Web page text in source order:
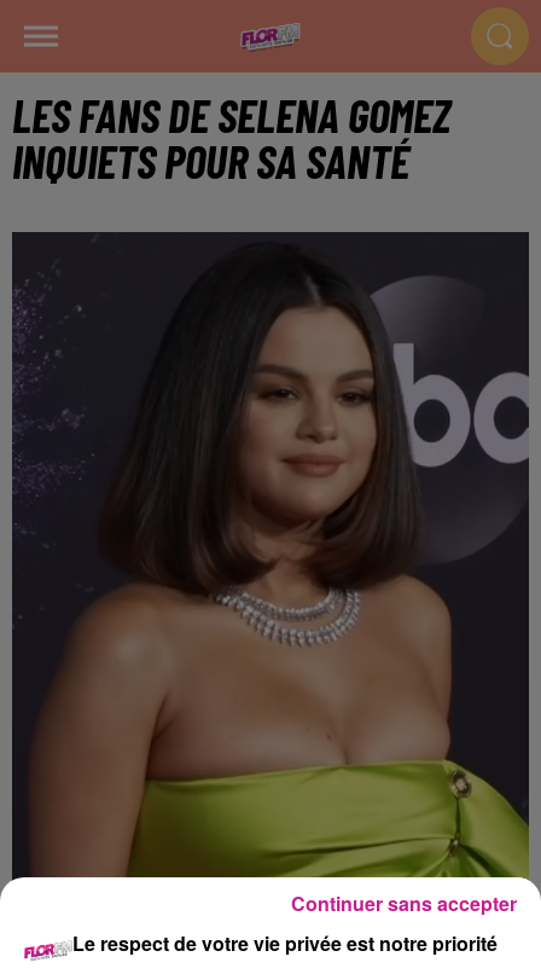
LES FANS DE SELENA GOMEZ
INQUIETS POUR SA SANTÉ
Crédit : Wikimedia Commons
Le respect de votre vie privée est notre priorité
Continuer sans accepter